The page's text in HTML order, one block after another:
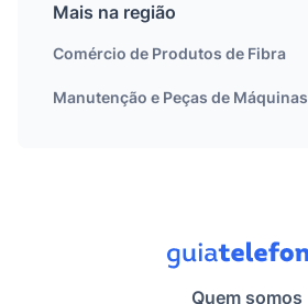
Mais na região
Comércio de Produtos de Fibra
Manutenção e Peças de
Quem somos